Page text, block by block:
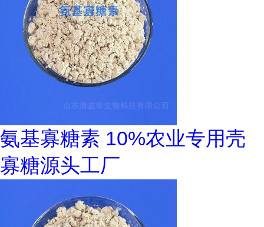
氨基寡糖素 10%农业专用壳
寡糖源头工厂